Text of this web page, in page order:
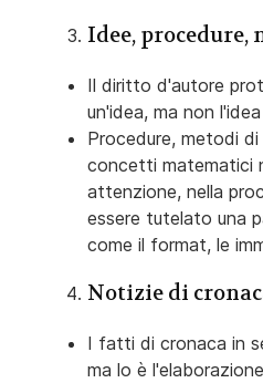
Idee, procedure,
Il diritto d'autore
un'idea, ma non
Procedure, metodi
concetti matematici
attenzione, nella
essere tutelato una
come il format, le
Notizie di
I fatti di cronaca in
ma lo è